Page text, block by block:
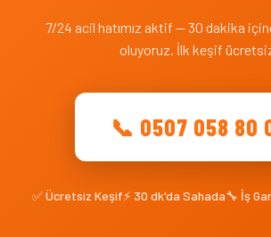
7/24 acil hatımız aktif — 30 dakika
oluyoruz. İlk keşif
📞 0507 058 80
✅ Ücretsiz Keşif⚡ 30 dk'da Sahada🔧 İş